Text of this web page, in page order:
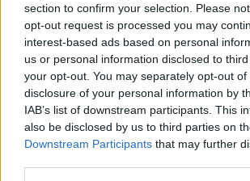
section to confirm your selection. Please
opt-out request is processed you may
interest-based ads based on personal
us or personal information disclosed to
your opt-out. You may separately opt-out
disclosure of your personal information by
IAB’s list of downstream participants. This
also be disclosed by us to third parties on
Downstream Participants that may further
Leclerc közben javít. Már csak 155 ezredre
Érdekesség egyébként, ami Ferrari T-
csapatot ugyan egy sörmárka
reklámozza, az autót tetején lévő logót
14:38
A rend kedvéért szögezzük le: Alonso is
két Ferrari keményeken.